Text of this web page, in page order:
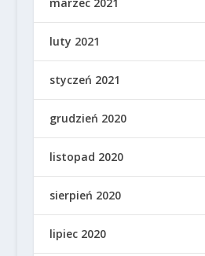
luty 2021
styczeń 2021
grudzień 2020
listopad 2020
sierpień 2020
lipiec 2020